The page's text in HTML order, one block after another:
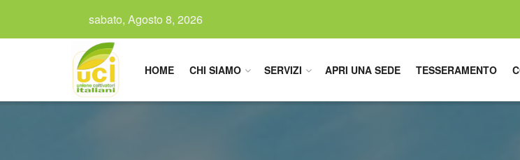
sabato, Agosto 8, 2026
HOME CHI SIAMO SERVIZI APRI UNA SEDE TESSERAMENTO